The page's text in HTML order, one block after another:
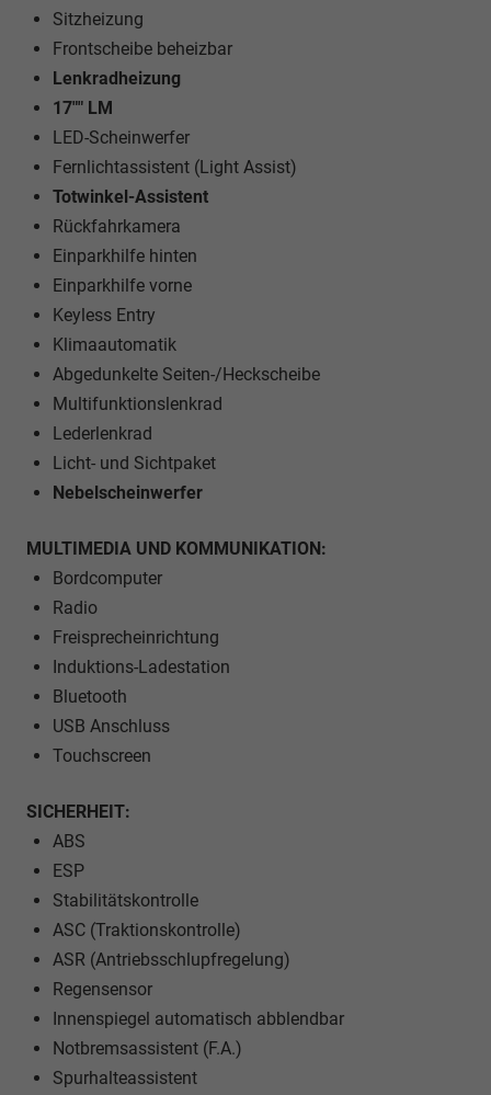
Sitzheizung
Frontscheibe beheizbar
Lenkradheizung
17"" LM
LED-Scheinwerfer
Fernlichtassistent (Light Assist)
Totwinkel-Assistent
Rückfahrkamera
Einparkhilfe hinten
Einparkhilfe vorne
Keyless Entry
Klimaautomatik
Abgedunkelte Seiten-/Heckscheibe
Multifunktionslenkrad
Lederlenkrad
Licht- und Sichtpaket
Nebelscheinwerfer
MULTIMEDIA UND KOMMUNIKATION:
Bordcomputer
Radio
Freisprecheinrichtung
Induktions-Ladestation
Bluetooth
USB Anschluss
Touchscreen
SICHERHEIT:
ABS
ESP
Stabilitätskontrolle
ASC (Traktionskontrolle)
ASR (Antriebsschlupfregelung)
Regensensor
Innenspiegel automatisch abblendbar
Notbremsassistent (F.A.)
Spurhalteassistent